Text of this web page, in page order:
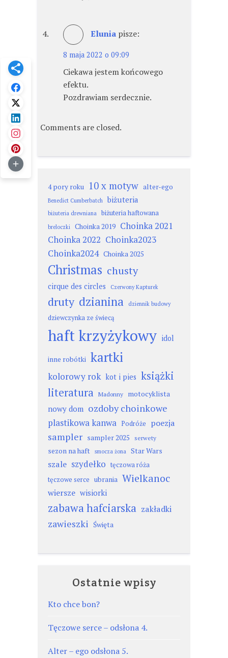
Elunia pisze:
8 maja 2022 o 09:09
Ciekawa jestem końcowego
efektu.
Pozdrawiam serdecznie.
Comments are closed.
4 pory roku 10 x motyw alter-ego
Benedict Cumberbatch biżuteria
biżuteria drewniana biżuteria haftowana
breloczki Choinka 2019 Choinka 2021
Choinka 2022 Choinka2023
Choinka2024 Choinka 2025
Christmas chusty
cirque des circles Czerwony Kapturek
druty dzianina dziennik budowy
dziewczynka ze świecą
haft krzyżykowy idol
inne robótki kartki
kolorowy rok kot i pies książki
literatura Madonny motocyklista
nowy dom ozdoby choinkowe
plastikowa kanwa Podróże poezja
sampler sampler 2025 serwety
sezon na haft smocza żona Star Wars
szale szydełko tęczowa róża
tęczowe serce ubrania Wielkanoc
wiersze wisiorki
zabawa hafciarska zakładki
zawieszki Święta
Ostatnie wpisy
Kto chce bon?
Tęczowe serce – odsłona 4.
Alter – ego odsłona 5.